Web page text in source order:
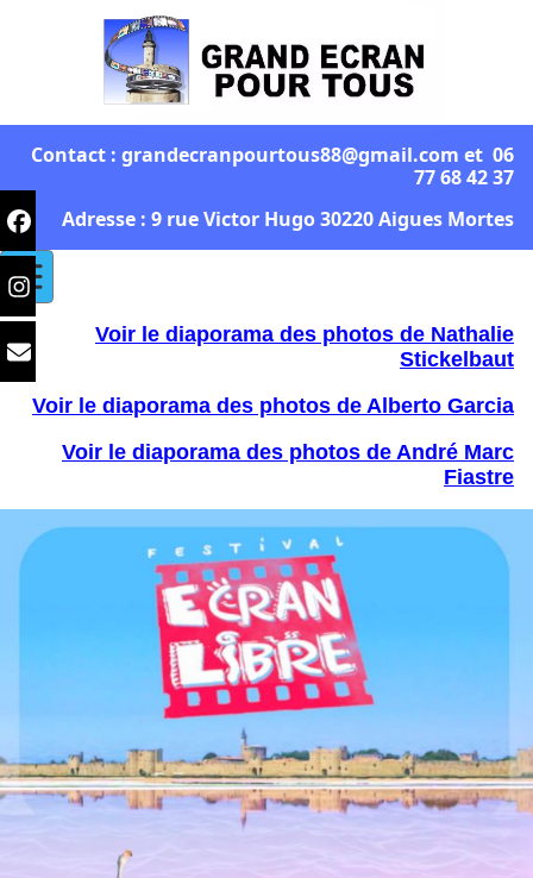
Contact : grandecranpourtous88@gmail.com et 06
77 68 42 37
Adresse : 9 rue Victor Hugo 30220 Aigues Mortes
Voir le diaporama des photos de Nathalie
Stickelbaut
Voir le diaporama des photos de Alberto Garcia
Voir le diaporama des photos de André Marc
Fiastre